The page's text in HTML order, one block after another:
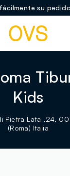
su pedido
Kids
Pietra Lata ,24,
(Roma) Italia